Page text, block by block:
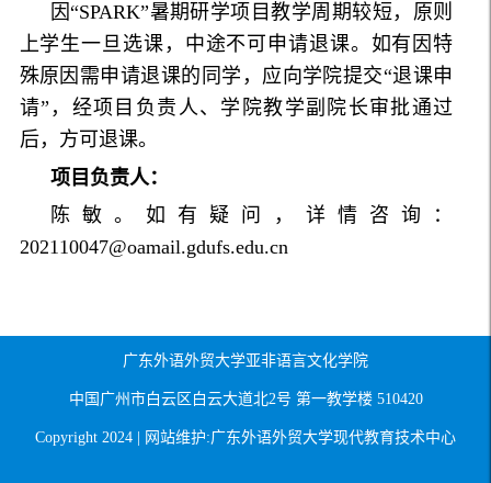
因“SPARK”暑期研学项目教学周期较短，原则
上学生一旦选课，中途不可申请退课。如有因特
殊原因需申请退课的同学，应向学院提交“退课申
请”，经项目负责人、学院教学副院长审批通过
后，方可退课。
项目负责人：
陈敏。如有疑问，详情咨询：
202110047@oamail.gdufs.edu.cn
广东外语外贸大学亚非语言文化学院
中国广州市白云区白云大道北2号 第一教学楼 510420
Copyright 2024 | 网站维护:广东外语外贸大学现代教育技术中心